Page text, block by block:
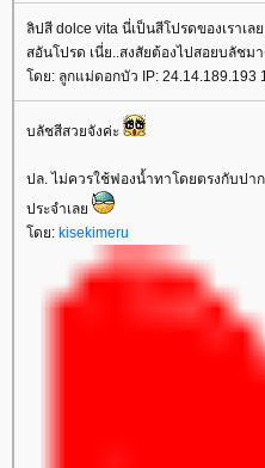
ลิปสี dolce vita นี่เป็นสีโปรดของเราเ
สอันโปรด เนี่ย..สงสัยต้องไปสอยบลัชม
ดย: ลูกแม่ดอกบัว IP: 24.14.189.193
บลัชสีสวยจังค่ะ
ปล. ไม่ควรใช้ฟองน้ำทาโดยตรงกับปาก
ประจำเล
ดย: kisekimeru